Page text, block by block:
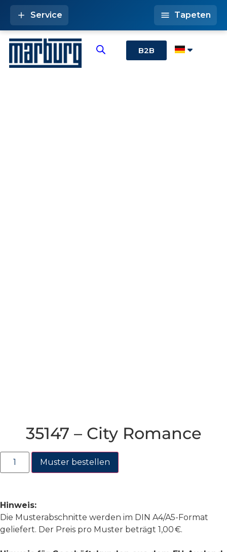
B2B
Service Tapeten
35147 – City Romance
Muster bestellen
Hinweis:
Die Musterabschnitte werden im DIN A4/A5-Format
geliefert. Der Preis pro Muster beträgt 1,00 €.